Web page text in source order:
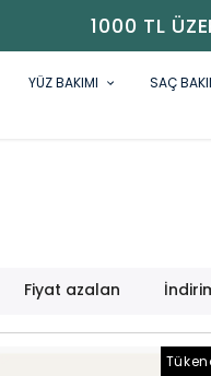
1000 TL
YÜZ BAKIMI SAÇ
Fiyat azalan